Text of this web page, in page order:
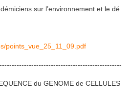
sur l’environnement et le dé
points_vue_25_11_09.pdf
du GENOME de CELLULES